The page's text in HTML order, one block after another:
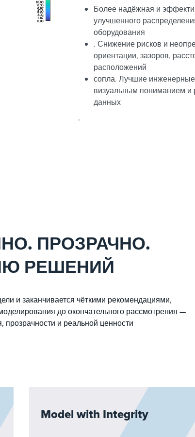
Более надёжная и
улучшенного
оборудования
. Снижение рисков и
ориентации, зазоров,
расположений
сопла. Лучшие
визуальным пониманием
данных
.
ПРОЗРАЧНО.
РЕШЕНИЙ
и заканчивается чёткими рекомендациями,
до окончательного рассмотрения —
и реальной ценности
Model with Integrity